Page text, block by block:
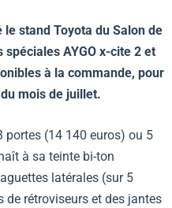
stand Toyota du Salon de
AYGO x-cite 2 et
à la commande, pour
mois de juillet.
portes (14 140 euros) ou 5
à sa teinte bi-ton
latérales (sur 5
de rétroviseurs et des jantes